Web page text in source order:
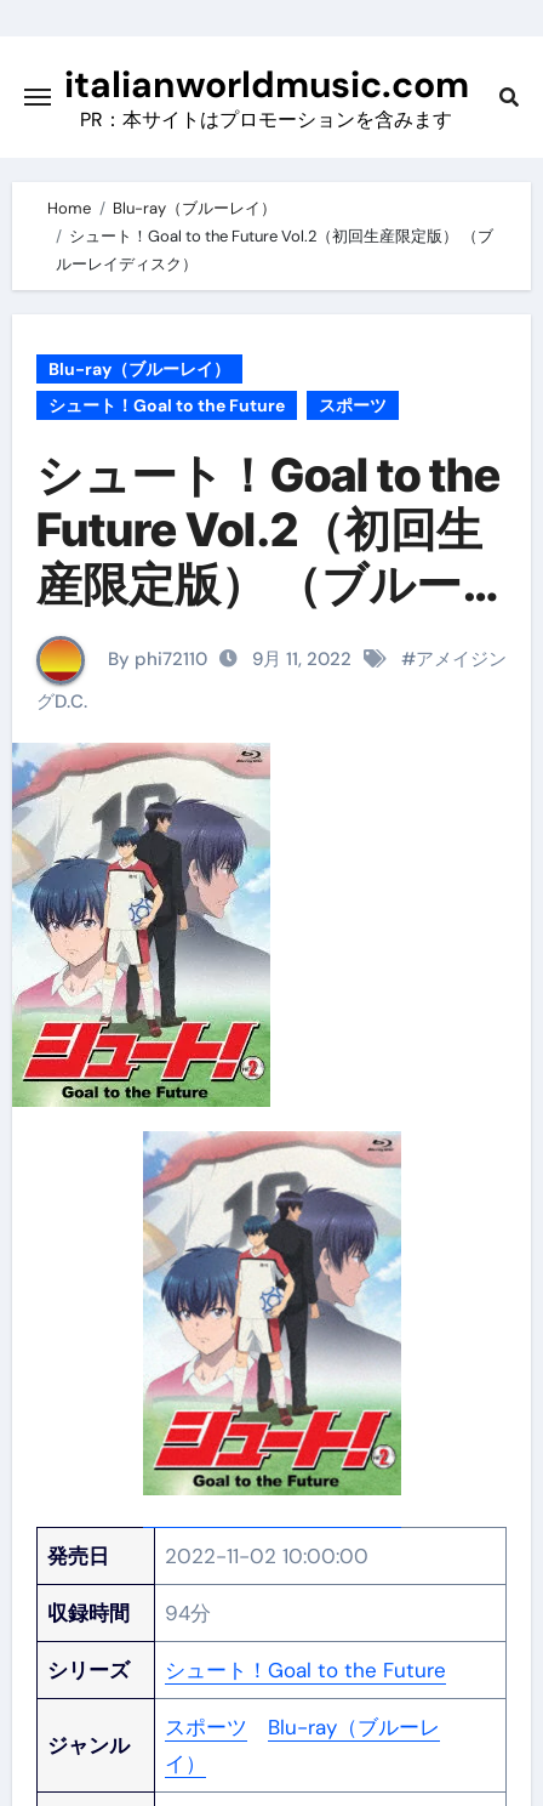
contentitalianworldmusic.com
PR：本サイトはプロモーションを含みます
Home
Blu-ray（ブルーレイ）
シュート！Goal to the Future Vol.2（初回生産限定版） （ブ
ルーレイディスク）
Blu-ray（ブルーレイ）
シュート！Goal to the Future
スポーツ
シュート！Goal to the
Future Vol.2（初回生
産限定版） （ブルー
レイディスク）
By phi72110 9月 11, 2022 #アメイジン
グD.C.
発売日 2022-11-02 10:00:00
収録時間 94分
シリーズ シュート！Goal to the Future
ジャンル
スポーツ
Blu-ray（ブルーレ
イ）